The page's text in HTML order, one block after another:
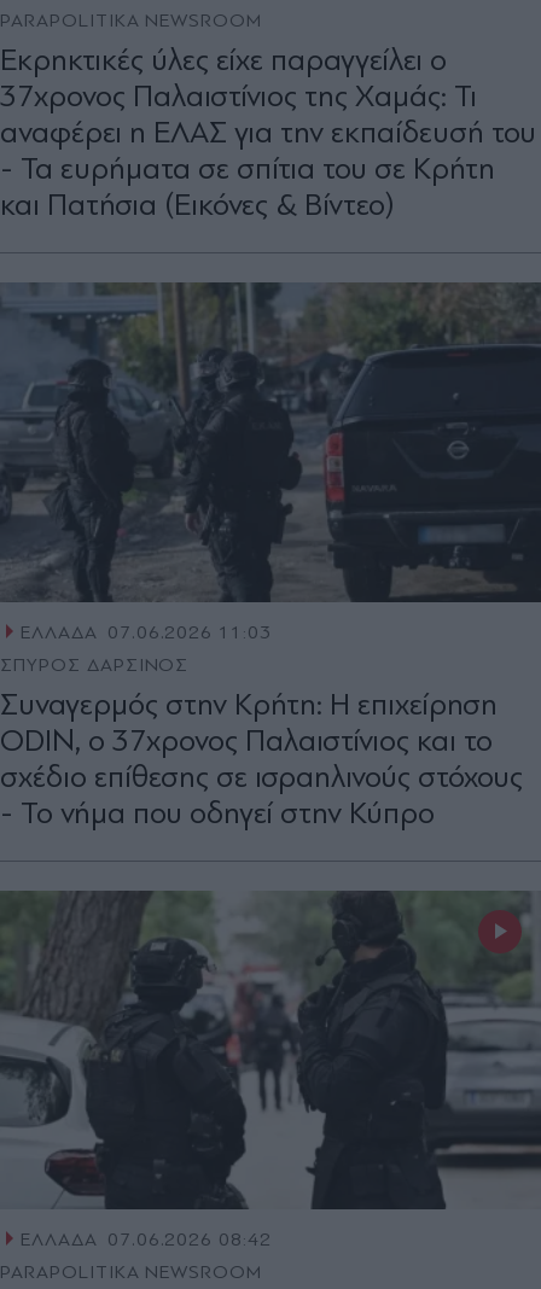
PARAPOLITIKA NEWSROOM
Εκρηκτικές ύλες είχε παραγγείλει ο
37χρονος Παλαιστίνιος της Χαμάς: Τι
αναφέρει η ΕΛΑΣ για την εκπαίδευσή του
- Τα ευρήματα σε σπίτια του σε Κρήτη
και Πατήσια (Εικόνες & Βίντεο)
ΕΛΛΑΔΑ 07.06.2026 11:03
ΣΠΥΡΟΣ ΔΑΡΣΙΝΟΣ
Συναγερμός στην Κρήτη: Η επιχείρηση
ODIN, ο 37χρονος Παλαιστίνιος και το
σχέδιο επίθεσης σε ισραηλινούς στόχους
- Το νήμα που οδηγεί στην Κύπρο
ΕΛΛΑΔΑ 07.06.2026 08:42
PARAPOLITIKA NEWSROOM